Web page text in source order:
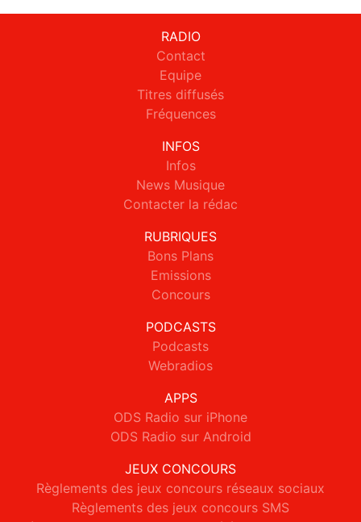
RADIO
Contact
Equipe
Titres diffusés
Fréquences
INFOS
Infos
News Musique
Contacter la rédac
RUBRIQUES
Bons Plans
Emissions
Concours
PODCASTS
Podcasts
Webradios
APPS
ODS Radio sur iPhone
ODS Radio sur Android
JEUX CONCOURS
Règlements des jeux concours réseaux sociaux
Règlements des jeux concours SMS